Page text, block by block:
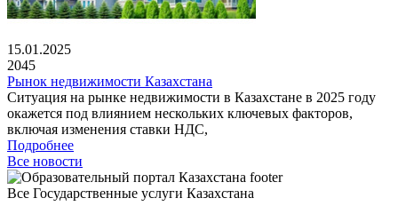
15.01.2025
2045
Рынок недвижимости Казахстана
Ситуация на рынке недвижимости в Казахстане в 2025 году
окажется под влиянием нескольких ключевых факторов,
включая изменения ставки НДС,
Подробнее
Все новости
Все Государственные услуги Казахстана